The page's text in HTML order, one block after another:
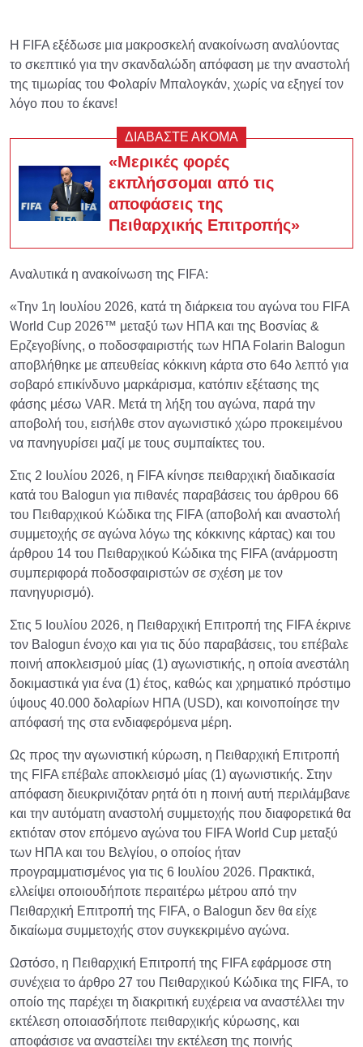
Η FIFA εξέδωσε μια μακροσκελή ανακοίνωση αναλύοντας
το σκεπτικό για την σκανδαλώδη απόφαση με την αναστολή
της τιμωρίας του Φολαρίν Μπαλογκάν, χωρίς να εξηγεί τον
λόγο που το έκανε!
ΔΙΑΒΑΣΤΕ ΑΚΟΜΑ
«Μερικές φορές
εκπλήσσομαι από τις
αποφάσεις της
Πειθαρχικής Επιτροπής»
Αναλυτικά η ανακοίνωση της FIFA:
«Την 1η Ιουλίου 2026, κατά τη διάρκεια του αγώνα του FIFA
World Cup 2026™ μεταξύ των ΗΠΑ και της Βοσνίας &
Ερζεγοβίνης, ο ποδοσφαιριστής των ΗΠΑ Folarin Balogun
αποβλήθηκε με απευθείας κόκκινη κάρτα στο 64ο λεπτό για
σοβαρό επικίνδυνο μαρκάρισμα, κατόπιν εξέτασης της
φάσης μέσω VAR. Μετά τη λήξη του αγώνα, παρά την
αποβολή του, εισήλθε στον αγωνιστικό χώρο προκειμένου
να πανηγυρίσει μαζί με τους συμπαίκτες του.
Στις 2 Ιουλίου 2026, η FIFA κίνησε πειθαρχική διαδικασία
κατά του Balogun για πιθανές παραβάσεις του άρθρου 66
του Πειθαρχικού Κώδικα της FIFA (αποβολή και αναστολή
συμμετοχής σε αγώνα λόγω της κόκκινης κάρτας) και του
άρθρου 14 του Πειθαρχικού Κώδικα της FIFA (ανάρμοστη
συμπεριφορά ποδοσφαιριστών σε σχέση με τον
πανηγυρισμό).
Στις 5 Ιουλίου 2026, η Πειθαρχική Επιτροπή της FIFA έκρινε
τον Balogun ένοχο και για τις δύο παραβάσεις, του επέβαλε
ποινή αποκλεισμού μίας (1) αγωνιστικής, η οποία ανεστάλη
δοκιμαστικά για ένα (1) έτος, καθώς και χρηματικό πρόστιμο
ύψους 40.000 δολαρίων ΗΠΑ (USD), και κοινοποίησε την
απόφασή της στα ενδιαφερόμενα μέρη.
Ως προς την αγωνιστική κύρωση, η Πειθαρχική Επιτροπή
της FIFA επέβαλε αποκλεισμό μίας (1) αγωνιστικής. Στην
απόφαση διευκρινιζόταν ρητά ότι η ποινή αυτή περιλάμβανε
και την αυτόματη αναστολή συμμετοχής που διαφορετικά θα
εκτιόταν στον επόμενο αγώνα του FIFA World Cup μεταξύ
των ΗΠΑ και του Βελγίου, ο οποίος ήταν
προγραμματισμένος για τις 6 Ιουλίου 2026. Πρακτικά,
ελλείψει οποιουδήποτε περαιτέρω μέτρου από την
Πειθαρχική Επιτροπή της FIFA, ο Balogun δεν θα είχε
δικαίωμα συμμετοχής στον συγκεκριμένο αγώνα.
Ωστόσο, η Πειθαρχική Επιτροπή της FIFA εφάρμοσε στη
συνέχεια το άρθρο 27 του Πειθαρχικού Κώδικα της FIFA, το
οποίο της παρέχει τη διακριτική ευχέρεια να αναστέλλει την
εκτέλεση οποιασδήποτε πειθαρχικής κύρωσης, και
αποφάσισε να αναστείλει την εκτέλεση της ποινής